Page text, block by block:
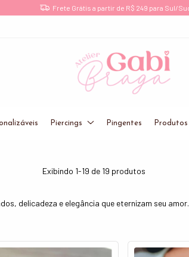
Joias de Prata 925 Legítima!
Piercings Pingentes Produtos
Exibindo 1-19 de 19 produtos
delicadeza e elegância que eternizam seu amor.